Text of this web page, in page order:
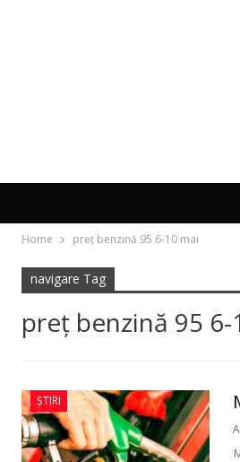
Home preţ benzină 95 6-10 mai
navigare Tag
preţ benzină 95 6-
ȘTIRI